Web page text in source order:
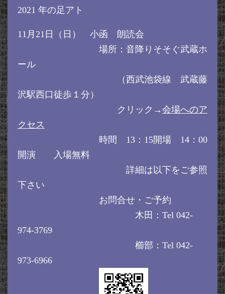
2021 年の足アト
11月21日（日） 小函 朗読会
場所：音降りそそぐ武蔵ホ
ール
（西武池袋線 武蔵藤
沢駅西口徒歩１分）
クリック→会場へのア
クセス
時間 13：15開場 14：00
開演 入場無料
詳細は以下をご参照
下さい
お問合せ・ご予約
木田：Tel 042-
974-3769
櫛部：Tel 042-
973-6966